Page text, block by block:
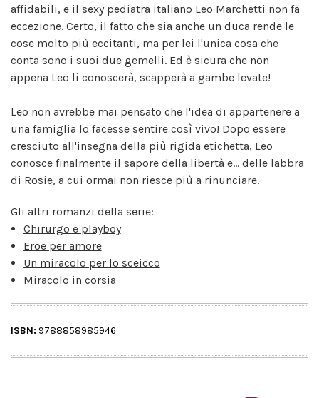
affidabili, e il sexy pediatra italiano Leo Marchetti non fa
eccezione. Certo, il fatto che sia anche un duca rende le
cose molto più eccitanti, ma per lei l'unica cosa che
conta sono i suoi due gemelli. Ed è sicura che non
appena Leo li conoscerà, scapperà a gambe levate!
Leo non avrebbe mai pensato che l'idea di appartenere a
una famiglia lo facesse sentire così vivo! Dopo essere
cresciuto all'insegna della più rigida etichetta, Leo
conosce finalmente il sapore della libertà e... delle labbra
di Rosie, a cui ormai non riesce più a rinunciare.
Gli altri romanzi della serie:
Chirurgo e playboy
Eroe per amore
Un miracolo per lo sceicco
Miracolo in corsia
ISBN: 9788858985946